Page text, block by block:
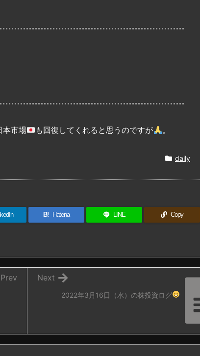
本市場 も回復してくれると思うのですが 。
daily
B! Hatena LINE Copy
2022年3月16日（水）の株投資ログ
Next
Prev